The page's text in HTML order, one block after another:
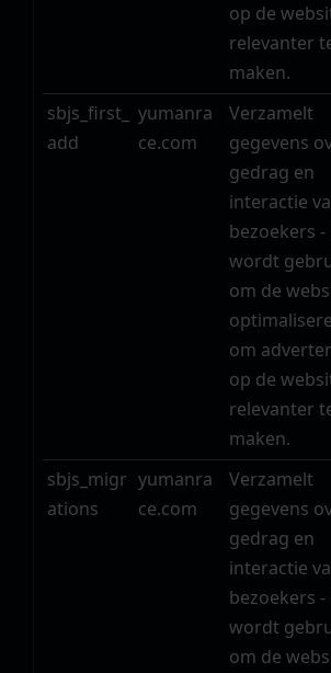
op de
relevanter
maken.
sbjs_first_
add
yumanra
ce.com
Verzamelt
gegevens
gedrag en
interactie
bezoekers -
wordt
om de
om
op de
relevanter
maken.
sbjs_migr
ations
yumanra
ce.com
Verzamelt
gegevens
gedrag en
interactie
bezoekers -
wordt
om de